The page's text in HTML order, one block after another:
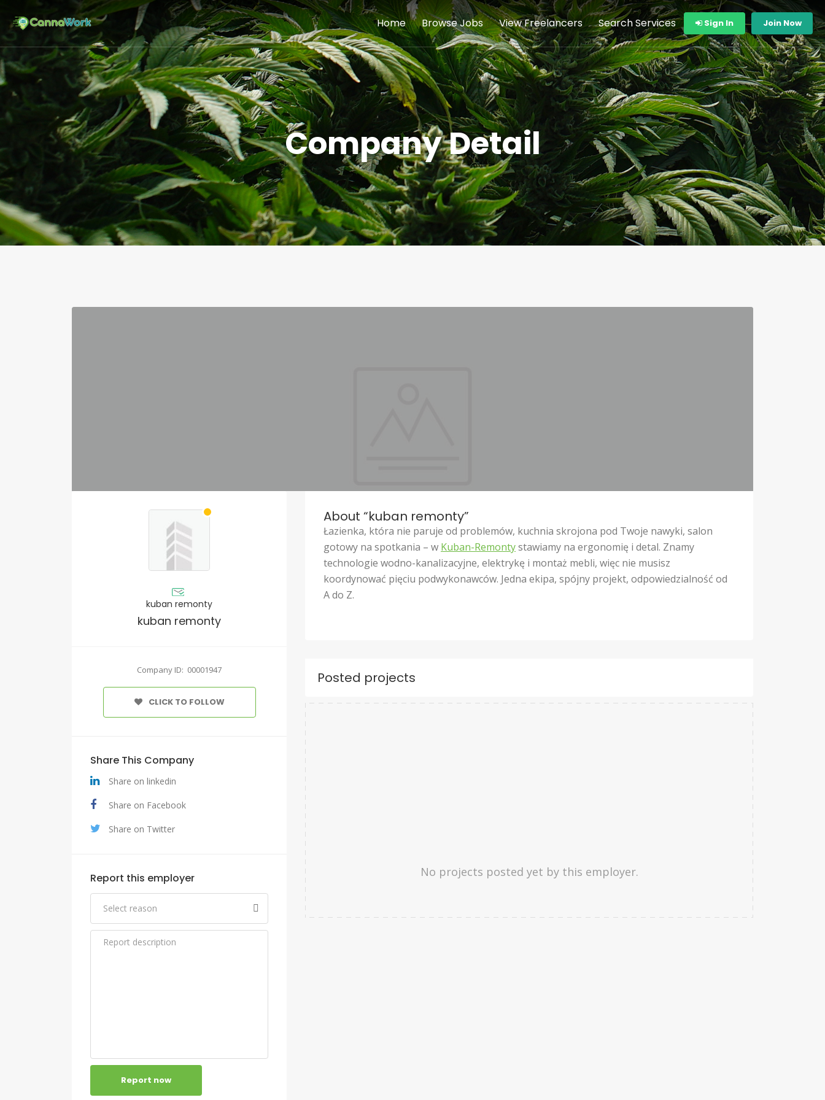
Home Browse Jobs View Freelancers Search Services Sign In Join Now
Company Detail
kuban remonty
kuban remonty
Company ID: 00001947
CLICK TO FOLLOW
Share This Company
Share on linkedin
Share on Facebook
Share on Twitter
Report this employer
Report now
About “kuban remonty”
Łazienka, która nie paruje od problemów, kuchnia skrojona pod Twoje nawyki, salon
gotowy na spotkania – w Kuban-Remontystawiamy na ergonomię i detal. Znamy
technologie wodno-kanalizacyjne, elektrykę i montaż mebli, więc nie musisz
koordynować pięciu podwykonawców. Jedna ekipa, spójny projekt, odpowiedzialność od
A do Z.
Posted projects
No projects posted yet by this employer.